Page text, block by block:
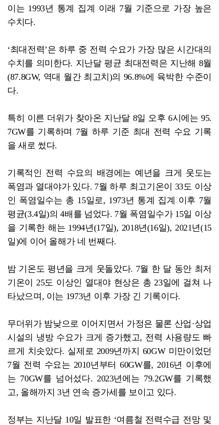
이는 1993년 통계 집계 이래 7월 기준으로 가장 높은
수치다.
‘최대전력’은 하루 중 전력 수요가 가장 많은 시간대의
수치를 의미한다. 지난달 평균 최대전력은 지난해 8월
(87.8GW, 역대 월간 최고치)의 96.8%에 육박한 수준이
다.
특히 이른 더위가 찾아온 지난달 8일 오후 6시에는 95.
7GW를 기록하며 7월 하루 기준 최대 전력 수요 기록
을 새로 썼다.
기록적인 전력 수요의 배경에는 예년을 크게 웃도는
폭염과 열대야가 있다. 7월 하루 최고기온이 33도 이상
인 폭염일수는 총 15일로, 1973년 통계 집계 이후 7월
평균(3.4일)의 4배를 넘었다. 7월 폭염일수가 15일 이상
을 기록한 해는 1994년(17일), 2018년(16일), 2021년(15
일)에 이어 올해가 네 번째다.
밤 기온도 평년을 크게 웃돌았다. 7월 한 달 동안 최저
기온이 25도 이상인 열대야 현상은 총 23일에 걸쳐 나
타났으며, 이는 1973년 이후 가장 긴 기록이다.
무더위가 밤낮으로 이어지면서 가정은 물론 산업·상업
시설의 냉방 수요가 크게 증가했고, 전력 사용량도 빠
르게 치솟았다. 실제로 2009년까지 60GW 미만이었던
7월 전력 수요는 2010년부터 60GW를, 2016년 이후에
는 70GW를 넘어섰다. 2023년에는 79.2GW를 기록했
고, 올해까지 3년 연속 증가세를 보이고 있다.
정부는 지난달 10일 발표한 ‘여름철 전력수급 전망 및